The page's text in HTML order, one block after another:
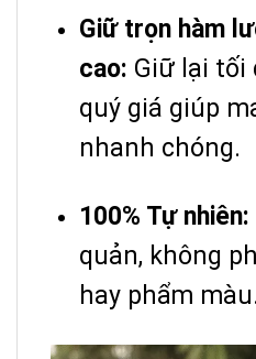
Giữ trọn hàm
cao: Giữ lại tối
quý giá giúp
nhanh chóng.
100% Tự nhiên:
quản, không
hay phẩm màu.